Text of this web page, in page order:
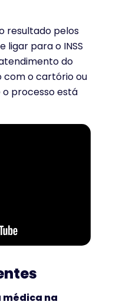
resultado pelos
ligar para o INSS
do
com o cartório ou
processo está
na